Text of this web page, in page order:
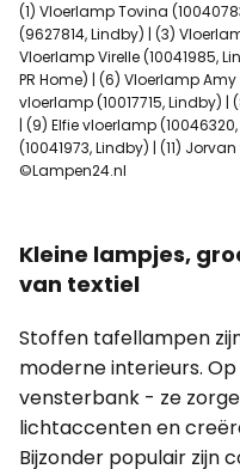
(1) Vloerlamp Tovina
(9627814, Lindby) | (3)
Vloerlamp Virelle (10041985,
PR Home) | (6) Vloerlamp Amy
vloerlamp (10017715, Lindby)
| (9) Elfie vloerlamp
(10041973, Lindby) | (11)
©Lampen24.nl
Kleine lampjes,
van textiel
Stoffen tafellampen
moderne interieurs.
vensterbank - ze
lichtaccenten en
Bijzonder populair zijn